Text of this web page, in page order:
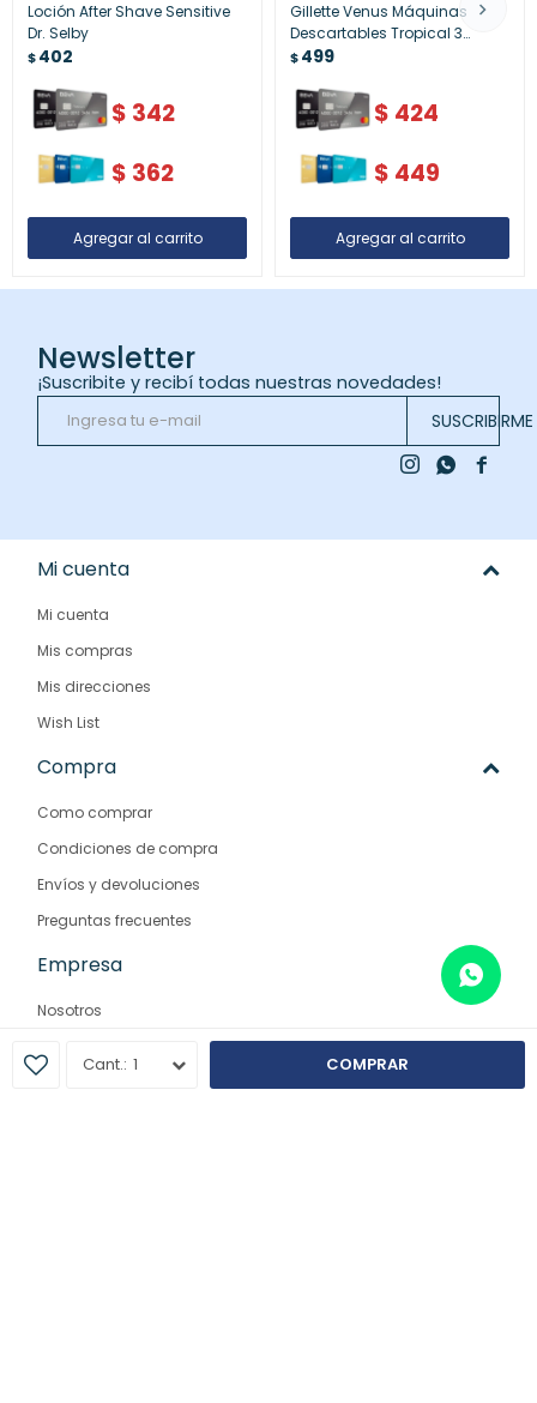
1 COMPRAR
Loción After Shave Sensitive
Dr. Selby
$402
$ 342
$ 362
Gillette Venus Máquinas
Descartables Tropical 3
Unidades – Afeitado
$499
$ 424
$ 449
Newsletter
¡Suscribite y recibí todas nuestras novedades!
SUSCRIBIRME

 
Mi cuenta
Mi cuenta
Mis compras
Mis direcciones
Wish List
Compra
Como comprar
Condiciones de compra
Envíos y devoluciones
Preguntas frecuentes
Empresa
Nosotros